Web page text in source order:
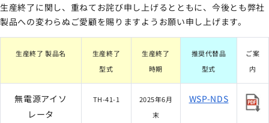
企業情報
サイトマップ
よくあるご質問 採用情報open_in_new
生産終了に関し、重ねてお詫び申し上げるとともに、今後とも弊社
製品への変わらぬご愛顧を賜りますようお願い申し上げます。
生産終了 製品名
生産終了
型式
生産終了
時期
推奨代替品
型式
ご案
内
無電源アイソ
レータ
TH-41-1
2025年6月
末
WSP-NDS